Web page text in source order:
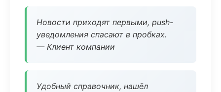
Новости приходят первыми, push-
уведомления спасают в пробках.
— Клиент компании
Удобный справочник, нашёл